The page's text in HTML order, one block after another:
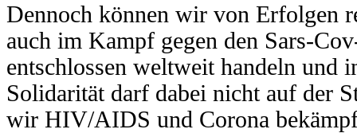
Dennoch können wir von Erfolgen
auch im Kampf gegen den Sars-
entschlossen weltweit handeln und
Solidarität darf dabei nicht auf der
wir HIV/AIDS und Corona